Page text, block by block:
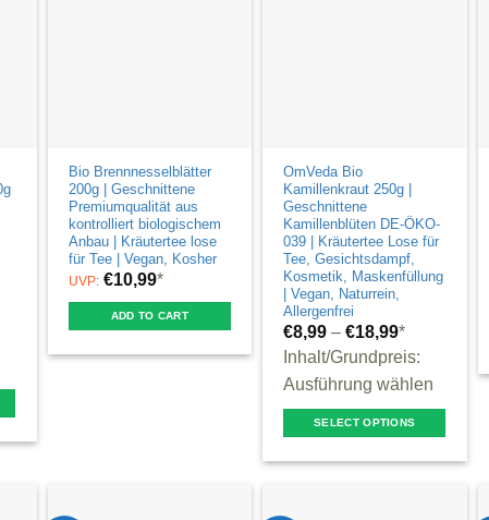
Bio Brennnesselblätter
200g | Geschnittene
Premiumqualität aus
kontrolliert biologischem
Anbau | Kräutertee lose
für Tee | Vegan, Kosher
UVP: €10,99*
ADD TO CART
OmVeda Bio
Kamillenkraut 250g |
Geschnittene
Kamillenblüten DE-ÖKO-
039 | Kräutertee Lose für
Tee, Gesichtsdampf,
Kosmetik, Maskenfüllung
| Vegan, Naturrein,
Allergenfrei
€8,99 –€18,99*
Inhalt/Grundpreis:
Ausführung wählen
SELECT OPTIONS